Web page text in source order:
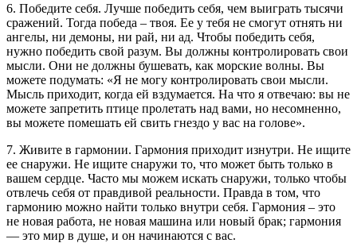
6. Победите себя. Лучше победить себя, чем выиграть тысячи
сражений. Тогда победа – твоя. Ее у тебя не смогут отнять ни
ангелы, ни демоны, ни рай, ни ад. Чтобы победить себя,
нужно победить свой разум. Вы должны контролировать свои
мысли. Они не должны бушевать, как морские волны. Вы
можете подумать: «Я не могу контролировать свои мысли.
Мысль приходит, когда ей вздумается. На что я отвечаю: вы не
можете запретить птице пролетать над вами, но несомненно,
вы можете помешать ей свить гнездо у вас на голове».
7. Живите в гармонии. Гармония приходит изнутри. Не ищите
ее снаружи. Не ищите снаружи то, что может быть только в
вашем сердце. Часто мы можем искать снаружи, только чтобы
отвлечь себя от правдивой реальности. Правда в том, что
гармонию можно найти только внутри себя. Гармония – это
не новая работа, не новая машина или новый брак; гармония
— это мир в душе, и он начинаются с вас.